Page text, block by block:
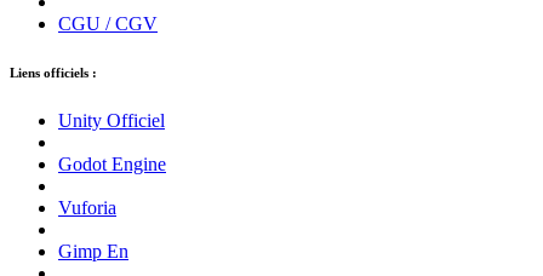
CGU / CGV
Liens officiels :
Unity Officiel
Godot Engine
Vuforia
Gimp En